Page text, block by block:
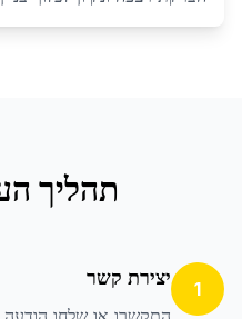
תהליך
1 יצירת קשר